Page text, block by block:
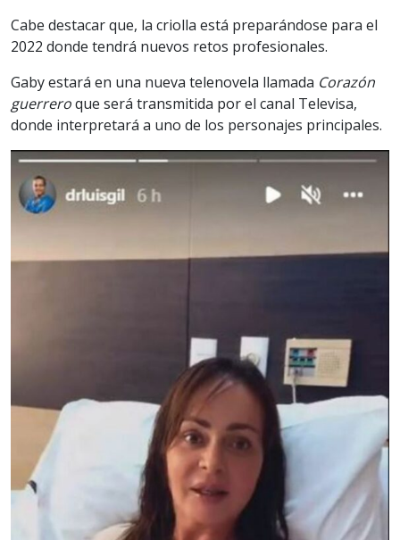
Cabe destacar que, la criolla está preparándose para el
2022 donde tendrá nuevos retos profesionales.
Gaby estará en una nueva telenovela llamada Corazón
guerreroque será transmitida por el canal Televisa,
donde interpretará a uno de los personajes principales.